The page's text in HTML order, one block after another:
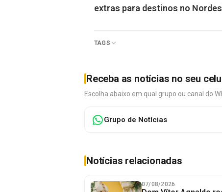
extras para destinos no
TAGS
Receba as notícias no seu
Escolha abaixo em qual grupo ou canal do
Grupo de Notícias
Notícias relacionadas
07/08/2026